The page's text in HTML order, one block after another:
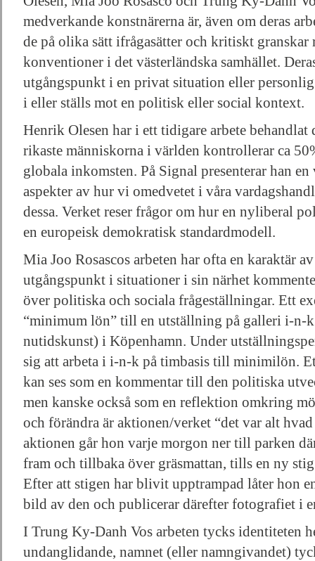
medverkande konstnärerna är, även om deras
de på olika sätt ifrågasätter och kritiskt granskar
konventioner i det västerländska samhället.
utgångspunkt i en privat situation eller
i eller ställs mot en politisk eller social kontext.
Henrik Olesen har i ett tidigare arbete behandlat
rikaste människorna i världen kontrollerar ca
globala inkomsten. På Signal presenterar han
aspekter av hur vi omedvetet i våra
dessa. Verket reser frågor om hur en nyliberal
en europeisk demokratisk standardmodell.
Mia Joo Rosascos arbeten har ofta en karaktär
utgångspunkt i situationer i sin närhet
över politiska och sociala frågeställningar. Ett
“minimum lön” till en utställning på galleri i-n-
nutidskunst) i Köpenhamn. Under
sig att arbeta i i-n-k på timbasis till minimilön.
kan ses som en kommentar till den politiska
men kanske också som en reflektion omkring
och förändra är aktionen/verket “det var alt
aktionen går hon varje morgon ner till parken
fram och tillbaka över gräsmattan, tills en ny
Efter att stigen har blivit upptrampad låter hon
bild av den och publicerar därefter fotografiet i
I Trung Ky-Danh Vos arbeten tycks identiteten
undanglidande, namnet (eller namngivandet)